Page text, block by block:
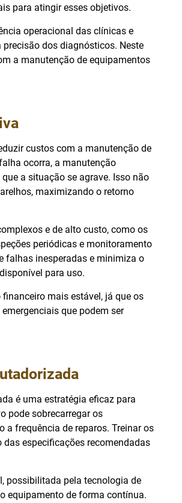
para atingir esses objetivos.
operacional das clínicas e
dos diagnósticos. Neste
a manutenção de equipamentos
custos com a manutenção de
ocorra, a manutenção
a situação se agrave. Isso não
maximizando o retorno
e de alto custo, como os
periódicas e monitoramento
falhas inesperadas e minimiza o
para uso.
mais estável, já que os
que podem ser
é uma estratégia eficaz para
pode sobrecarregar os
a frequência de reparos. Treinar os
especificações recomendadas
possibilitada pela tecnologia de
equipamento de forma contínua.